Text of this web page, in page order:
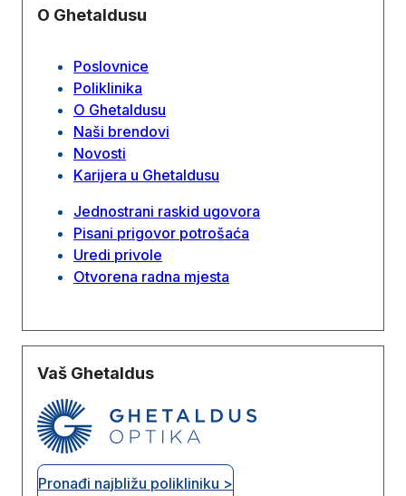
O Ghetaldusu
Poslovnice
Poliklinika
O Ghetaldusu
Naši brendovi
Novosti
Karijera u Ghetaldusu
Jednostrani raskid ugovora
Pisani prigovor potrošaća
Uredi privole
Otvorena radna mjesta
Vaš Ghetaldus
Pronađi najbližu polikliniku >